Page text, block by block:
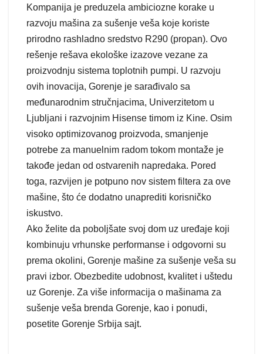
Kompanija je preduzela ambiciozne korake u
razvoju mašina za sušenje veša koje koriste
prirodno rashladno sredstvo R290 (propan). Ovo
rešenje rešava ekološke izazove vezane za
proizvodnju sistema toplotnih pumpi. U razvoju
ovih inovacija, Gorenje je sarađivalo sa
međunarodnim stručnjacima, Univerzitetom u
Ljubljani i razvojnim Hisense timom iz Kine. Osim
visoko optimizovanog proizvoda, smanjenje
potrebe za manuelnim radom tokom montaže je
takođe jedan od ostvarenih napredaka. Pored
toga, razvijen je potpuno nov sistem filtera za ove
mašine, što će dodatno unaprediti korisničko
iskustvo.
Ako želite da poboljšate svoj dom uz uređaje koji
kombinuju vrhunske performanse i odgovorni su
prema okolini, Gorenje mašine za sušenje veša su
pravi izbor. Obezbedite udobnost, kvalitet i uštedu
uz Gorenje. Za više informacija o mašinama za
sušenje veša brenda Gorenje, kao i ponudi,
posetite Gorenje Srbija sajt.